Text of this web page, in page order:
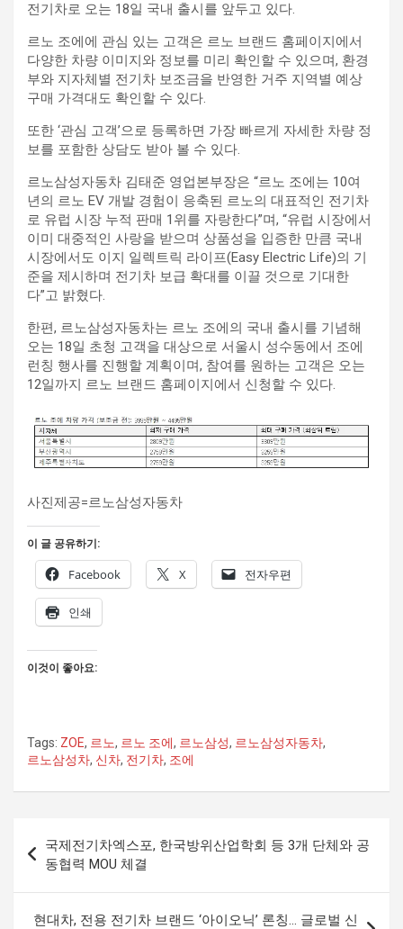
전기차로 오는 18일 국내 출시를 앞두고 있다.
르노 조에에 관심 있는 고객은 르노 브랜드 홈페이지에서
다양한 차량 이미지와 정보를 미리 확인할 수 있으며, 환경
부와 지자체별 전기차 보조금을 반영한 거주 지역별 예상
구매 가격대도 확인할 수 있다.
또한 ‘관심 고객’으로 등록하면 가장 빠르게 자세한 차량 정
보를 포함한 상담도 받아 볼 수 있다.
르노삼성자동차 김태준 영업본부장은 “르노 조에는 10여
년의 르노 EV 개발 경험이 응축된 르노의 대표적인 전기차
로 유럽 시장 누적 판매 1위를 자랑한다”며, “유럽 시장에서
이미 대중적인 사랑을 받으며 상품성을 입증한 만큼 국내
시장에서도 이지 일렉트릭 라이프(Easy Electric Life)의 기
준을 제시하며 전기차 보급 확대를 이끌 것으로 기대한
다”고 밝혔다.
한편, 르노삼성자동차는 르노 조에의 국내 출시를 기념해
오는 18일 초청 고객을 대상으로 서울시 성수동에서 조에
런칭 행사를 진행할 계획이며, 참여를 원하는 고객은 오는
12일까지 르노 브랜드 홈페이지에서 신청할 수 있다.
사진제공=르노삼성자동차
이 글 공유하기:
Facebook X 전자우편
인쇄
이것이 좋아요:
Tags: ZOE, 르노, 르노 조에, 르노삼성, 르노삼성자동차,
르노삼성차, 신차, 전기차, 조에
탐
색
국제전기차엑스포, 한국방위산업학회 등 3개 단체와 공
동협력 MOU 체결
현대차, 전용 전기차 브랜드 ‘아이오닉’ 론칭… 글로벌 신